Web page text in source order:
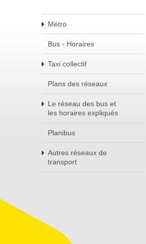
Métro
Bus - Horaires
Taxi collectif
Plans des réseaux
Le réseau des bus et
les horaires expliqués
Planibus
Autres réseaux de
transport